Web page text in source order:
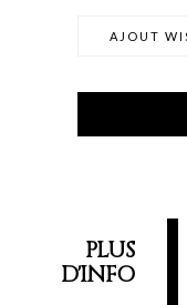
AJOUT
PLUS
D'INFO